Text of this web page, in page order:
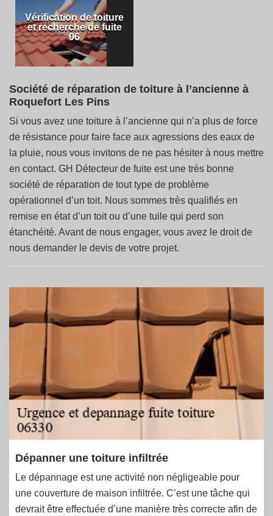
Vérification de toiture
et recherche de fuite
06
Société de réparation de toiture à l’ancienne à
Roquefort Les Pins
Si vous avez une toiture à l’ancienne qui n’a plus de force
de résistance pour faire face aux agressions des eaux de
la pluie, nous vous invitons de ne pas hésiter à nous mettre
en contact. GH Détecteur de fuite est une très bonne
société de réparation de tout type de problème
opérationnel d’un toit. Nous sommes très qualifiés en
remise en état d’un toit ou d’une tuile qui perd son
étanchéité. Avant de nous engager, vous avez le droit de
nous demander le devis de votre projet.
Dépanner une toiture infiltrée
Le dépannage est une activité non négligeable pour
une couverture de maison infiltrée. C’est une tâche qui
devrait être effectuée d’une manière très correcte afin de